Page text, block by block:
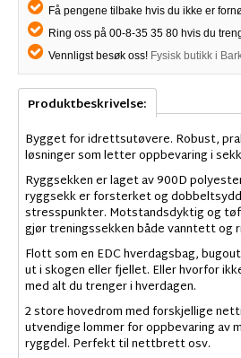
Få pengene tilbake hvis du ikke er
Ring oss på 00-8-35 35 80 hvis du
Vennligst besøk oss! Fysisk butikk i
Produktbeskrivelse:
Bygget for idrettsutøvere. Robust,
løsninger som letter oppbevaring i
Ryggsekken er laget av 900D
ryggsekk er forsterket og
stresspunkter. Motstandsdyktig og
gjør treningssekken både vanntett og
Flott som en EDC hverdagsbag,
ut i skogen eller fjellet. Eller hvorfor
med alt du trenger i hverdagen.
2 store hovedrom med forskjellige
utvendige lommer for oppbevaring av
ryggdel. Perfekt til nettbrett osv.